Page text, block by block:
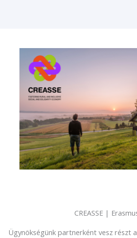
CREASSE |
Ügynökségünk partnerként vesz részt a